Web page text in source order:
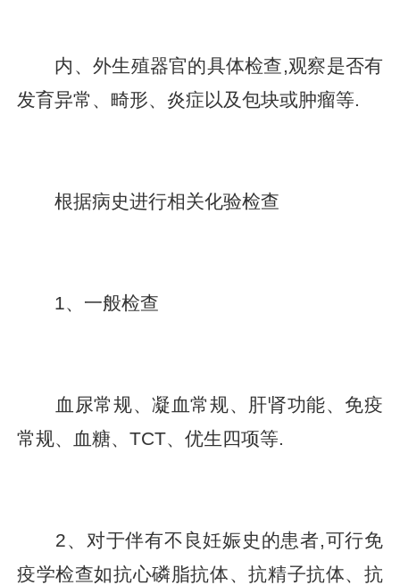
内、外生殖器官的具体检查,观察是否有
发育异常、畸形、炎症以及包块或肿瘤等.
根据病史进行相关化验检查
1、一般检查
血尿常规、凝血常规、肝肾功能、免疫
常规、血糖、TCT、优生四项等.
2、对于伴有不良妊娠史的患者,可行免
疫学检查如抗心磷脂抗体、抗精子抗体、抗